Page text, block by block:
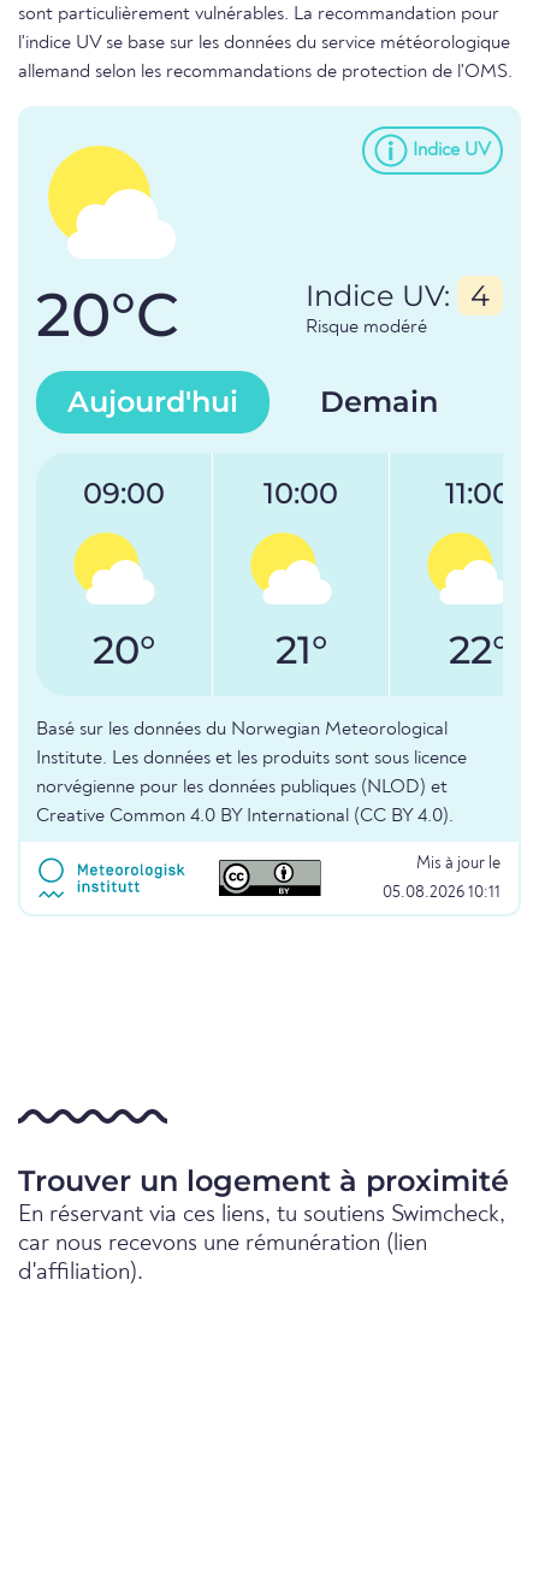
sont particulièrement vulnérables. La recommandation pour
l'indice UV se base sur les données du service météorologique
allemand selon les recommandations de protection de l'OMS.
Indice UV
20°C Indice UV: 4
Risque modéré
Aujourd'hui Demain
09:00
20°
10:00
21°
11:00
22°
Basé sur les données du Norwegian Meteorological
Institute. Les données et les produits sont sous licence
norvégienne pour les données publiques (NLOD) et
Creative Common 4.0 BY International (CC BY 4.0).
Mis à jour le
05.08.2026 10:11
Trouver un logement à proximité
En réservant via ces liens, tu soutiens Swimcheck,
car nous recevons une rémunération (lien
d'affiliation).